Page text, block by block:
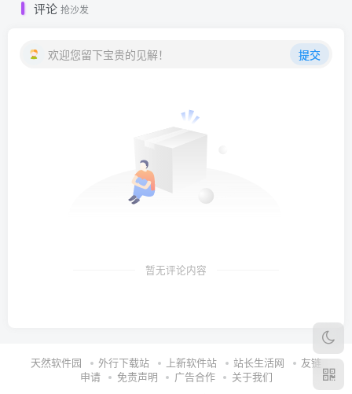
评论 抢沙发
欢迎您留下宝贵的见解！ 提交
暂无评论内容
天然软件园 外行下载站 上新软件站 站长生活网
友链
申请
免责声明 广告合作 关于我们